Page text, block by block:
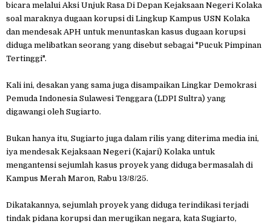
bicara melalui Aksi Unjuk Rasa Di Depan Kejaksaan Negeri Kolaka
soal maraknya dugaan korupsi di Lingkup Kampus USN Kolaka
dan mendesak APH untuk menuntaskan kasus dugaan korupsi
diduga melibatkan seorang yang disebut sebagai "Pucuk Pimpinan
Tertinggi".
Kali ini, desakan yang sama juga disampaikan Lingkar Demokrasi
Pemuda Indonesia Sulawesi Tenggara (LDPI Sultra) yang
digawangi oleh Sugiarto.
Bukan hanya itu, Sugiarto juga dalam rilis yang diterima media ini,
iya mendesak Kejaksaan Negeri (Kajari) Kolaka untuk
mengantensi sejumlah kasus proyek yang diduga bermasalah di
Kampus Merah Maron, Rabu 13/8/25.
Dikatakannya, sejumlah proyek yang diduga terindikasi terjadi
tindak pidana korupsi dan merugikan negara, kata Sugiarto,